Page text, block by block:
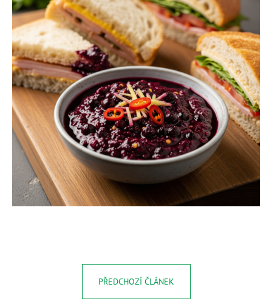
PŘEDCHOZÍ ČLÁNEK
HLEDAT
D
o
p
o
r
u
č
m
e